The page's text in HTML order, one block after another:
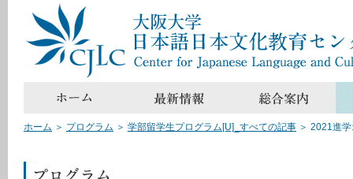
ホーム ＞ プログラム ＞ 学部留学生プログラム[U]_すべての記事 ＞ 2021進